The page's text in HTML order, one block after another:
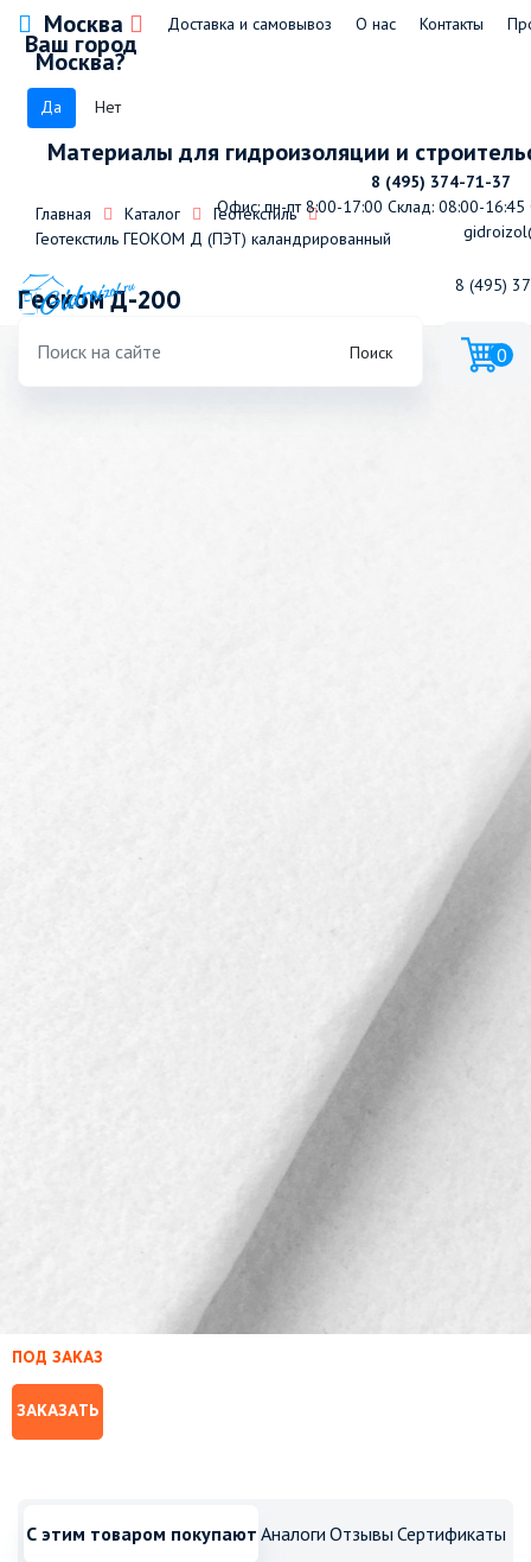
Москва
Ваш город
Москва?
Да Нет
Доставка и самовывоз О нас Контакты
Материалы для гидроизоляции и
8 (495) 374-71-37
Офис: пн-пт 8:00-17:00 Склад: 08:00-16:45
8 (495)
Поиск 0
Главная Каталог
Геотекстиль
Геотекстиль ГЕОКОМ Д (ПЭТ) каландрированный
Геоком Д-200
ПОД ЗАКАЗ
ЗАКАЗАТЬ
С этим товаром покупают Аналоги Отзывы Сертификаты